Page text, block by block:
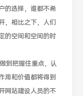
的选择，谁都不希
，相比之下，人们
的空间和空间的时
到把握住重点，认
用和价值都将得到
网站建设人员的不